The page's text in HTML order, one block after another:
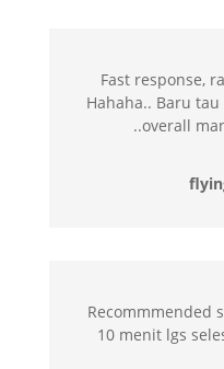
Fast response,
Hahaha.. Baru
..overall
Recommmended
10 menit lgs